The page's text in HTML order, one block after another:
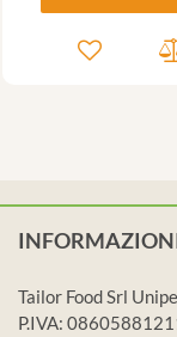
Tailor Food Srl
P.IVA: